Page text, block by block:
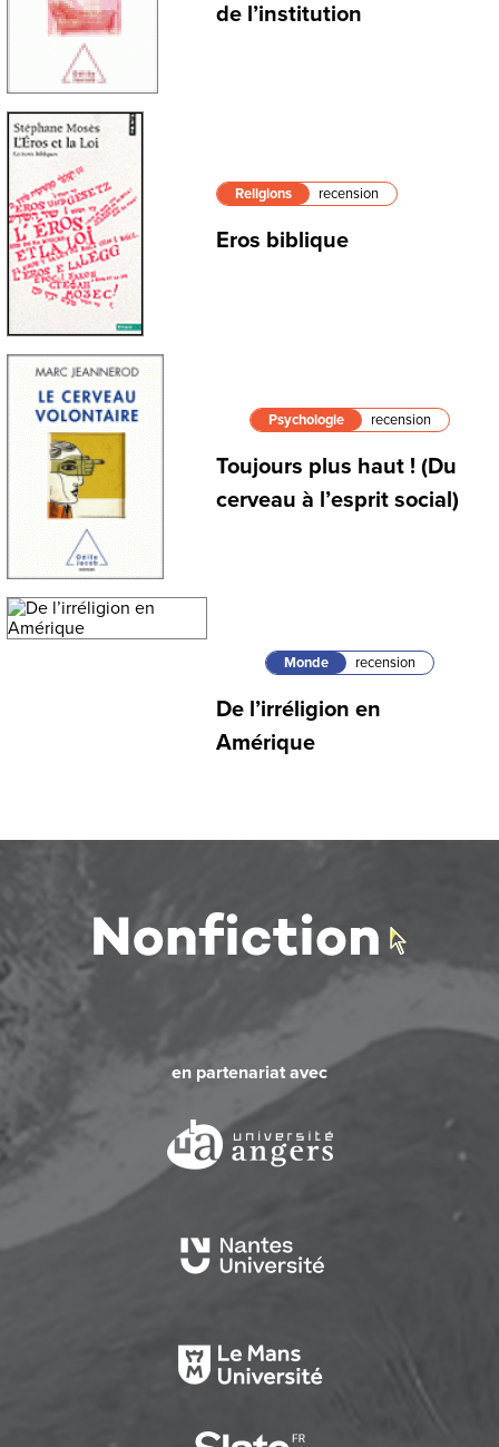
de l’institution
Religions recension
Eros biblique
Psychologie recension
Toujours plus haut ! (Du
cerveau à l’esprit social)
Monde recension
De l’irréligion en
Amérique
en partenariat avec